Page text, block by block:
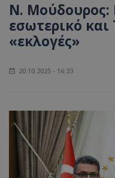
Ν.
εσωτερικό και
«εκλογές»
20.10.2025 - 16:33